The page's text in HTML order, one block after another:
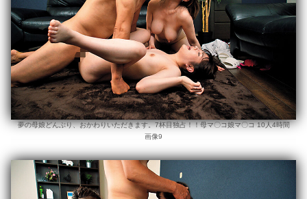
夢の母娘どんぶり、おかわりいただきます。7杯目独占！！母マ〇コ娘マ〇コ 10人4時間
画像9